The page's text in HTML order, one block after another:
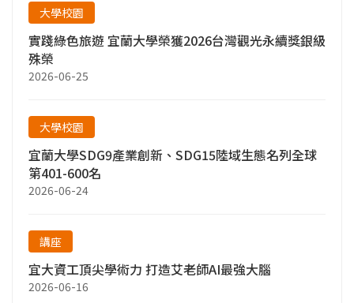
大學校園
實踐綠色旅遊 宜蘭大學榮獲2026台灣觀光永續獎銀級
殊榮
2026-06-25
大學校園
宜蘭大學SDG9產業創新、SDG15陸域生態名列全球
第401-600名
2026-06-24
講座
宜大資工頂尖學術力 打造艾老師AI最強大腦
2026-06-16